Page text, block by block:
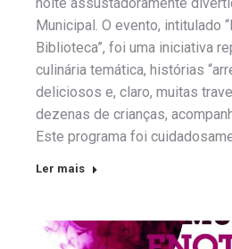
Municipal. O evento, intitulado
Biblioteca”, foi uma iniciativa
culinária temática, histórias
deliciosos e, claro, muitas
dezenas de crianças,
Este programa foi
Ler mais